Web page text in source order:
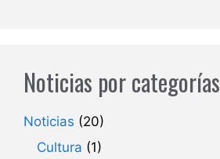
Noticias por categorías
Noticias (20)
Cultura (1)